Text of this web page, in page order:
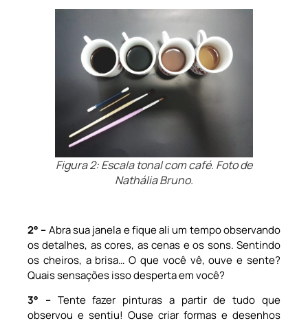
Figura 2: Escala tonal com café. Foto de
Nathália Bruno.
2° –Abra sua janela e fique ali um tempo observando
os detalhes, as cores, as cenas e os sons. Sentindo
os cheiros, a brisa… O que você vê, ouve e sente?
Quais sensações isso desperta em você?
3° – Tente fazer pinturas a partir de tudo que
observou e sentiu! Ouse criar formas e desenhos